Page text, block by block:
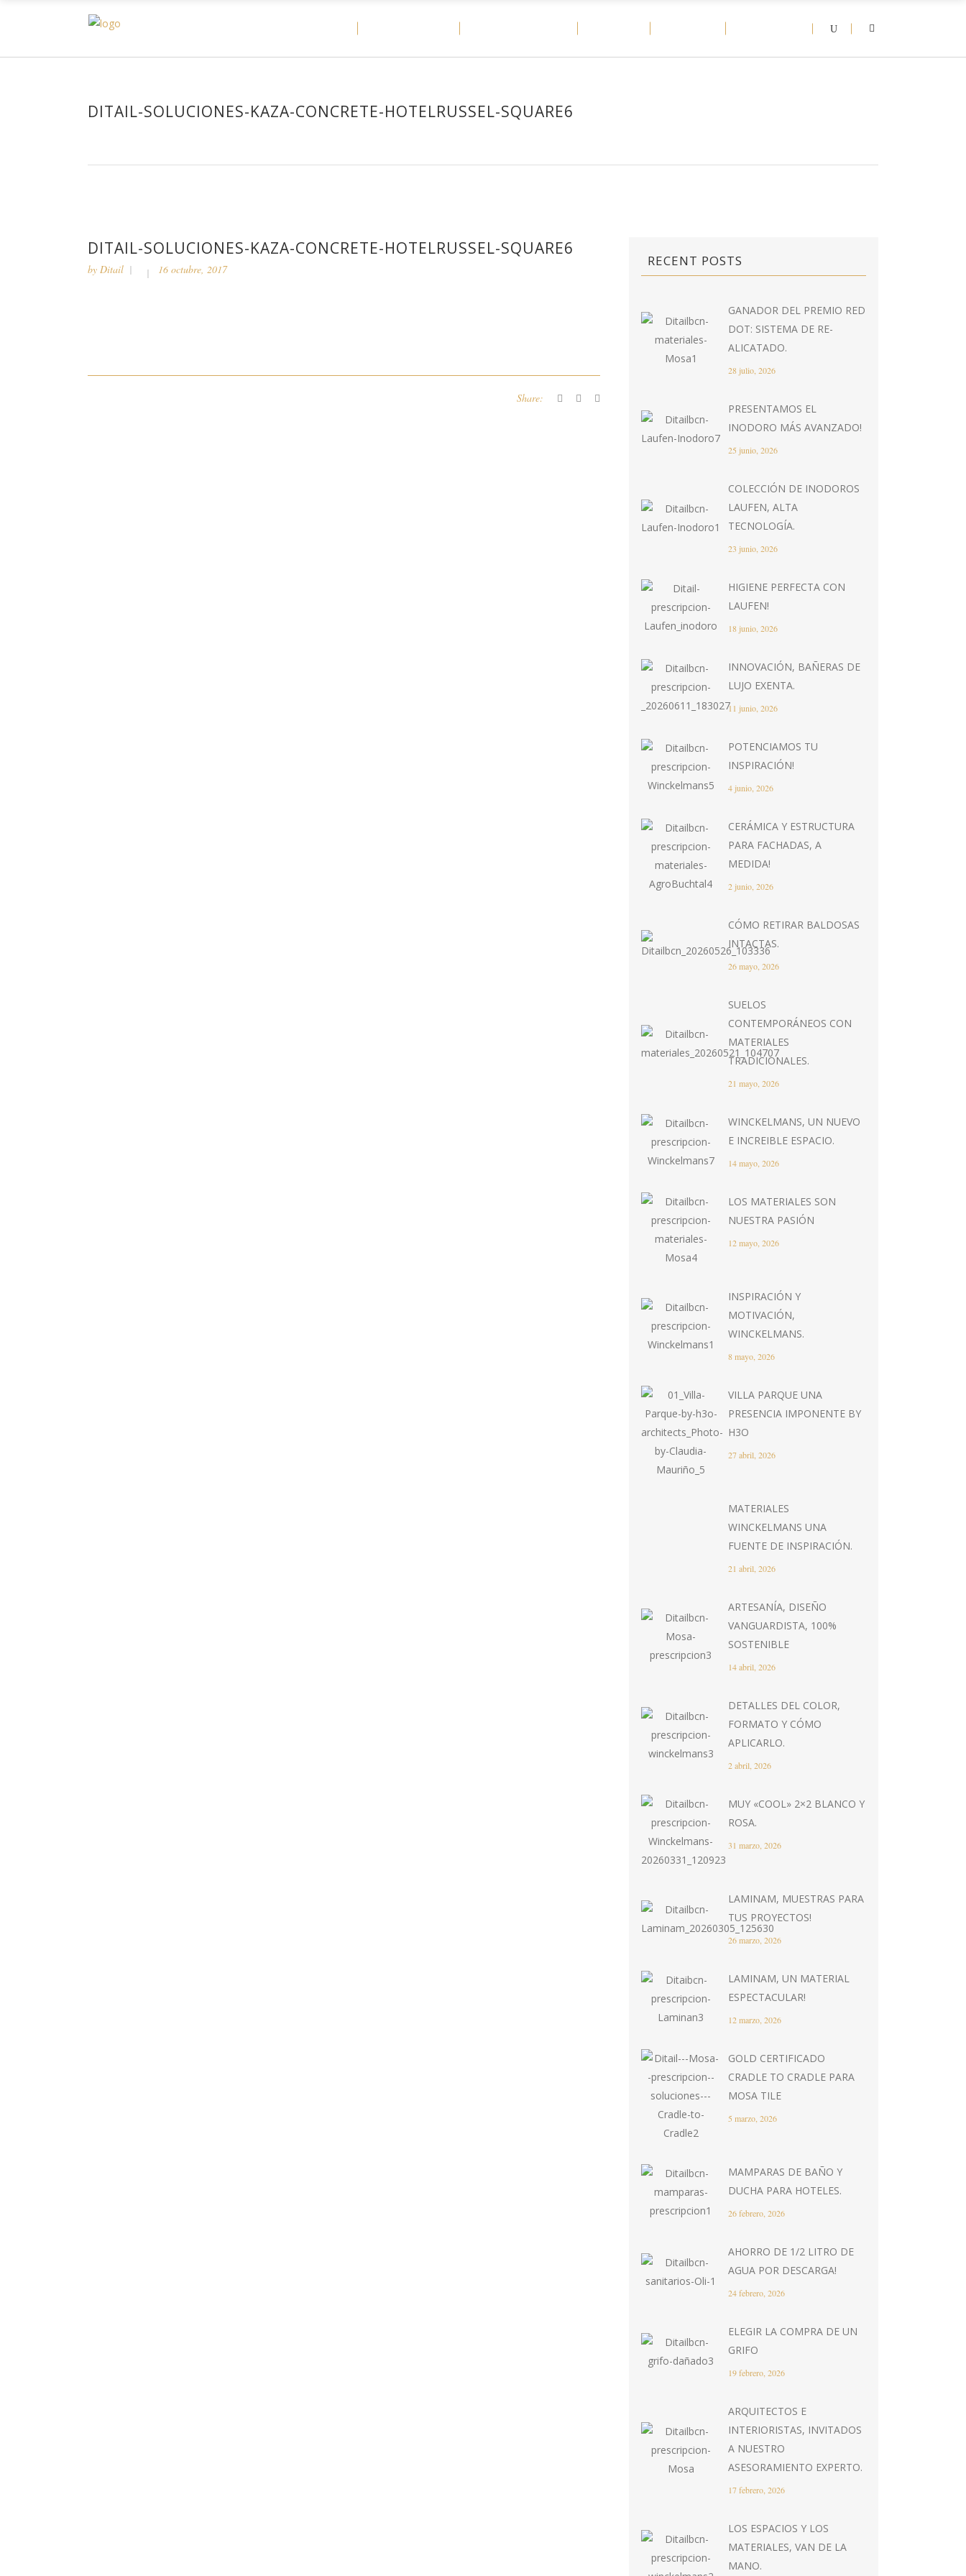
DITAIL-SOLUCIONES-KAZA-CONCRETE-HOTELRUSSEL-SQUARE6
DITAIL-SOLUCIONES-KAZA-CONCRETE-HOTELRUSSEL-SQUARE6
by Ditail 16 octubre, 2017
Share:
RECENT POSTS
GANADOR DEL PREMIO RED
DOT: SISTEMA DE RE-
ALICATADO.
28 julio, 2026
PRESENTAMOS EL
INODORO MÁS AVANZADO!
25 junio, 2026
COLECCIÓN DE INODOROS
LAUFEN, ALTA
TECNOLOGÍA.
23 junio, 2026
HIGIENE PERFECTA CON
LAUFEN!
18 junio, 2026
INNOVACIÓN, BAÑERAS DE
LUJO EXENTA.
11 junio, 2026
POTENCIAMOS TU
INSPIRACIÓN!
4 junio, 2026
CERÁMICA Y ESTRUCTURA
PARA FACHADAS, A
MEDIDA!
2 junio, 2026
CÓMO RETIRAR BALDOSAS
INTACTAS.
26 mayo, 2026
SUELOS
CONTEMPORÁNEOS CON
MATERIALES
TRADICIONALES.
21 mayo, 2026
WINCKELMANS, UN NUEVO
E INCREIBLE ESPACIO.
14 mayo, 2026
LOS MATERIALES SON
NUESTRA PASIÓN
12 mayo, 2026
INSPIRACIÓN Y
MOTIVACIÓN,
WINCKELMANS.
8 mayo, 2026
VILLA PARQUE UNA
PRESENCIA IMPONENTE BY
H3O
27 abril, 2026
MATERIALES
WINCKELMANS UNA
FUENTE DE INSPIRACIÓN.
21 abril, 2026
ARTESANÍA, DISEÑO
VANGUARDISTA, 100%
SOSTENIBLE
14 abril, 2026
DETALLES DEL COLOR,
FORMATO Y CÓMO
APLICARLO.
2 abril, 2026
MUY «COOL» 2×2 BLANCO Y
ROSA.
31 marzo, 2026
LAMINAM, MUESTRAS PARA
TUS PROYECTOS!
26 marzo, 2026
LAMINAM, UN MATERIAL
ESPECTACULAR!
12 marzo, 2026
GOLD CERTIFICADO
CRADLE TO CRADLE PARA
MOSA TILE
5 marzo, 2026
MAMPARAS DE BAÑO Y
DUCHA PARA HOTELES.
26 febrero, 2026
AHORRO DE 1/2 LITRO DE
AGUA POR DESCARGA!
24 febrero, 2026
ELEGIR LA COMPRA DE UN
GRIFO
19 febrero, 2026
ARQUITECTOS E
INTERIORISTAS, INVITADOS
A NUESTRO
ASESORAMIENTO EXPERTO.
17 febrero, 2026
LOS ESPACIOS Y LOS
MATERIALES, VAN DE LA
MANO.